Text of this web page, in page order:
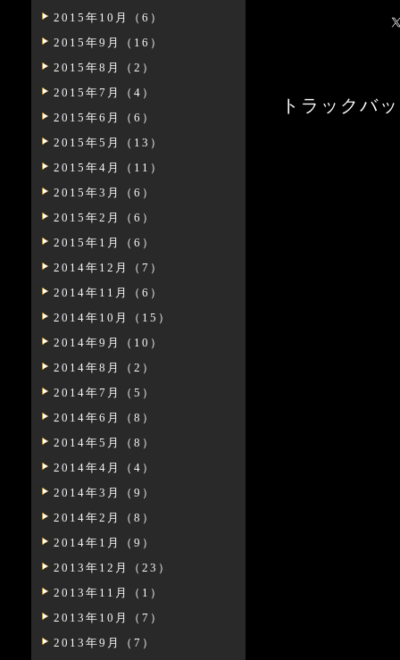
2015年10月（6）
2015年9月（16）
2015年8月（2）
2015年7月（4）
2015年6月（6）
2015年5月（13）
2015年4月（11）
2015年3月（6）
2015年2月（6）
2015年1月（6）
2014年12月（7）
2014年11月（6）
2014年10月（15）
2014年9月（10）
2014年8月（2）
2014年7月（5）
2014年6月（8）
2014年5月（8）
2014年4月（4）
2014年3月（9）
2014年2月（8）
2014年1月（9）
2013年12月（23）
2013年11月（1）
2013年10月（7）
2013年9月（7）
トラックバ